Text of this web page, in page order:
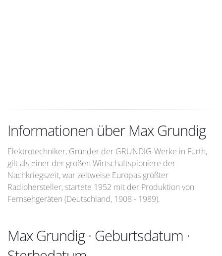
Informationen über Max Grundig
Elektrotechniker, Gründer der GRUNDIG-Werke in Fürth,
gilt als einer der großen Wirtschaftspioniere der
Nachkriegszeit, war zeitweise Europas größter
Radiohersteller, startete 1952 mit der Produktion von
Fernsehgeräten (Deutschland, 1908 - 1989).
Max Grundig · Geburtsdatum ·